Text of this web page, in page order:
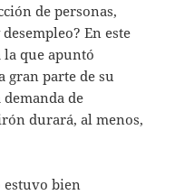
de personas,
En este
la que apuntó
gran parte de su
de
durará, al menos,
bien